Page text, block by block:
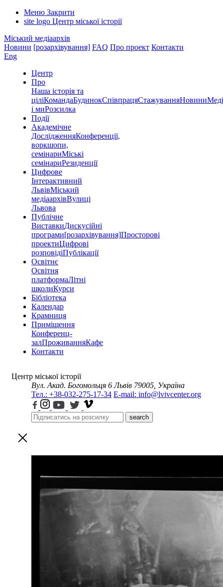
Меню Закрити
site logo Центр міської історії
Міський медіаархів
Новини [розархівування] FAQ Про проект Контакти
Eng
Центр
Про
Наша історія та
ціліКомандаБудинокСпівпрацяСтажуванняНовини
і миРозсилка
Події
Академічне
ДослідженняКонференції,
воркшопи,
семінариМіські
семінариРезиденції
Цифрове
Інтерактивний
ЛьвівМіський
медіаархівВулиці
Львова
Публічне
ВиставкиДискусійні
програми[розархівування]Просторові
проектиЦифрові
розповідіПублікації
Освітнє
Освітня
платформаЛітні
школиКурси
Бібліотека
Календар
Крамниця
Приміщення
Конференц-
залПроживанняКафе
Контакти
Центр міської історії
Вул. Акад. Богомольця 6 Львів 79005, Україна
Тел.: +38-032-275-17-34 E-mail: info@lvivcenter.org
search